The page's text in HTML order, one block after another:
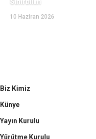
10 Haziran 2026
Biz Kimiz
Künye
Yayın Kurulu
Yürütme Kurulu